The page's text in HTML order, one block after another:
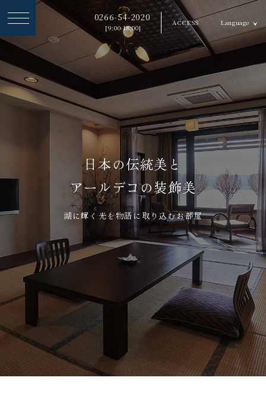
メ
0266-54-2020
[9:00-18:00]
ACCESS Language
日本の伝統美と
アールデコの装飾美
湖に輝く光を物語に取り込むお部屋